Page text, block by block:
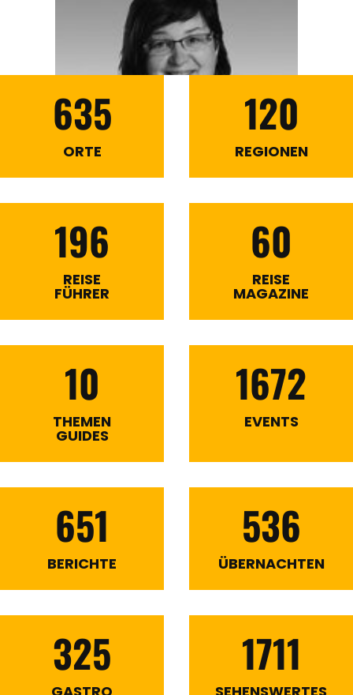
635
ORTE
120
REGIONEN
196
REISE
FÜHRER
60
REISE
MAGAZINE
10
THEMEN
GUIDES
1672
EVENTS
651
BERICHTE
536
ÜBERNACHTEN
325
GASTRO
1711
SEHENSWERTES